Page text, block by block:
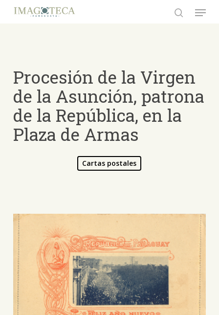
Menu
Procesión de la Virgen
de la Asunción, patrona
de la República, en la
Plaza de Armas
Cartas postales